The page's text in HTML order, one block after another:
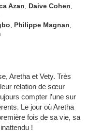
Azan Daive Cohen
Philippe Magnan
Aretha et Vety. Très
relation de sœur
compter l’une sur
Le jour où Aretha
fois de sa vie, sa
!